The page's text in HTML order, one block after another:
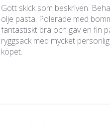
Gott skick som beskriven.
olje pasta. Polerade med
fantastiskt bra och gav en fin
ryggsäck med mycket
köpet.